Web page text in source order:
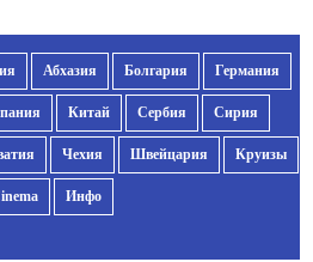
Абхазия Болгария Германия
Китай Сербия Сирия
Чехия Швейцария Круизы
Инфо